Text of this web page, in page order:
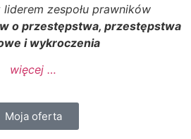
zespołu prawników
o przestępstwa, przestępstwa
i wykroczenia
więcej …
Moja oferta